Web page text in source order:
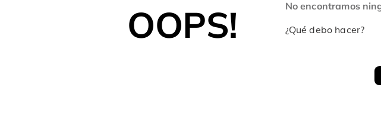
OOPS! No encontramos
¿Qué debo hacer?